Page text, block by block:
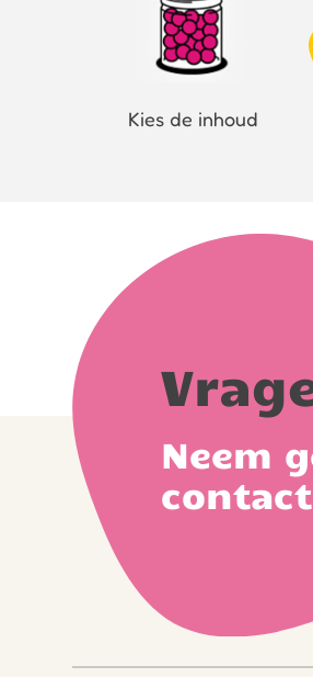
Kies de inhoud
Neem